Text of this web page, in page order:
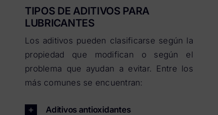
TIPOS DE ADITIVOS PARA
LUBRICANTES
Los aditivos pueden clasificarse según la
propiedad que modifican o según el
problema que ayudan a evitar. Entre los
más comunes se encuentran:
Aditivos antioxidantes